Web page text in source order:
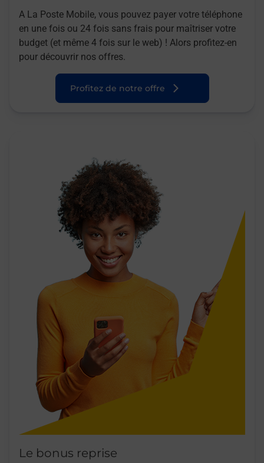
A La Poste Mobile, vous pouvez payer votre téléphone
en une fois ou 24 fois sans frais pour maîtriser votre
budget (et même 4 fois sur le web) ! Alors profitez-en
pour découvrir nos offres.
Profitez de notre offre
Le bonus reprise